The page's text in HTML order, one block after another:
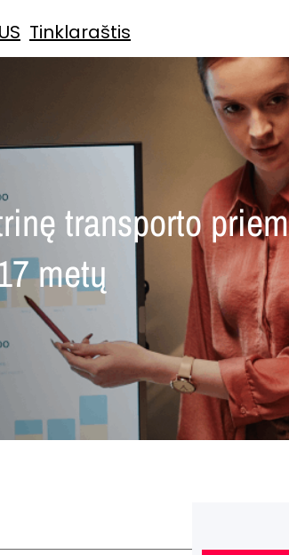
Tinklaraštis
transporto
metų